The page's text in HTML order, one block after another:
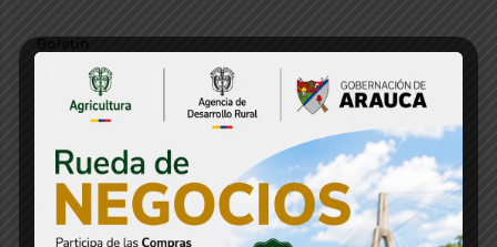
Citación
Comunicado de Prensa
Concurso